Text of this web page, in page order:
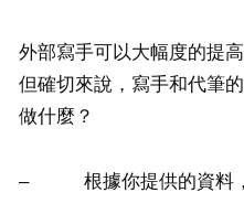
外部寫手可以大幅度的提
但確切來說，寫手和代筆
做什麼？
– 根據你提供的資料，